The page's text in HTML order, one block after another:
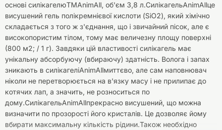
основі силікагелюTMAnimAll, об'єм 3,8 л.СилікагельAnimAllце
висушений гель полікремнієвої кислоти (SiO2), який хімічно
складається з того ж з'єднання, що і звичайний пісок, але є
високопористим тілом, тому має величезну площу поверхні
(800 м2; / 1 г). Завдяки цій властивості силікагель має
унікальну абсорбуючу (вбираючу) здатність. Волога і запах
зникають в силікагеліAnimAllмиттєво, але сам наповнювач
ніколи не перетворюється на в'язку масу і не прилипає до
котячих лап, а значить, не розноситься по
дому.СилікагельAnimAllпрекрасно висушений, що можна
визначити по прозорості його кристалів. Це дозволяє йому
вбирати максимальну кількість рідини.Також необхідно